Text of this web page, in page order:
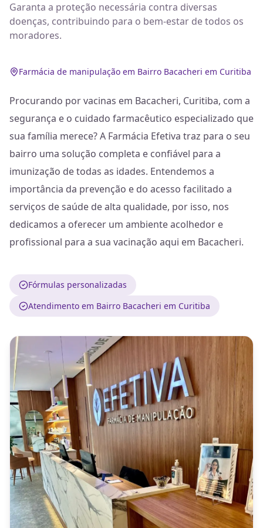
Garanta a proteção necessária contra diversas
doenças, contribuindo para o bem-estar de todos os
moradores.
Farmácia de manipulação em Bairro Bacacheri em Curitiba
Procurando por vacinas em Bacacheri, Curitiba, com a
segurança e o cuidado farmacêutico especializado que
sua família merece? A Farmácia Efetiva traz para o seu
bairro uma solução completa e confiável para a
imunização de todas as idades. Entendemos a
importância da prevenção e do acesso facilitado a
serviços de saúde de alta qualidade, por isso, nos
dedicamos a oferecer um ambiente acolhedor e
profissional para a sua vacinação aqui em Bacacheri.
Fórmulas personalizadas
Atendimento em Bairro Bacacheri em Curitiba